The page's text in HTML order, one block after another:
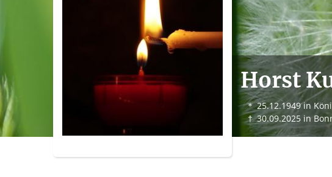
Horst
＊ 25.12.1949in
† 30.09.2025 in